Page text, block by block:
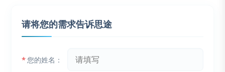
请将您的需求告诉思途
*您的姓名：